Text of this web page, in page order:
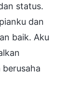
status.
dan
baik. Aku